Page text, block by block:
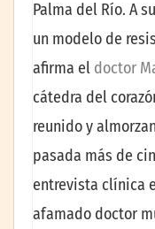
Palma del Río. A
un modelo de
afirma el doctor
cátedra del
reunido y
pasada más de
entrevista clínica
afamado doctor